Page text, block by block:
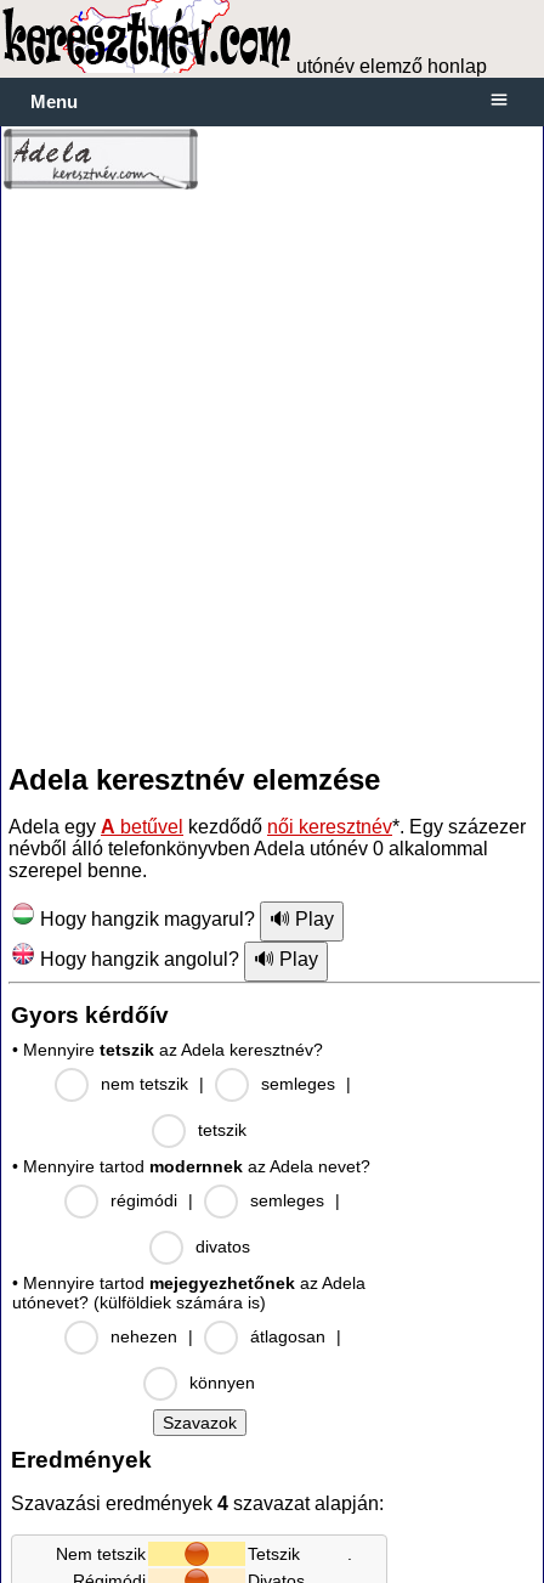
utónév elemző honlap
Menu
Adela keresztnév elemzése
Adela egy A betűvel kezdődő női keresztnév*. Egy százezer
névből álló telefonkönyvben Adela utónév 0 alkalommal
szerepel benne.
Hogy hangzik magyarul?
Hogy hangzik angolul?
Gyors kérdőív
• Mennyire tetszik az Adela keresztnév?
nem tetszik
| semleges |
tetszik
• Mennyire tartod modernnek az Adela nevet?
régimódi
| semleges |
divatos
• Mennyire tartod mejegyezhetőnek az Adela
utónevet? (külföldiek számára is)
nehezen
| átlagosan |
könnyen
Eredmények
Szavazási eredmények 4 szavazat alapján:
Nem tetszik Tetszik